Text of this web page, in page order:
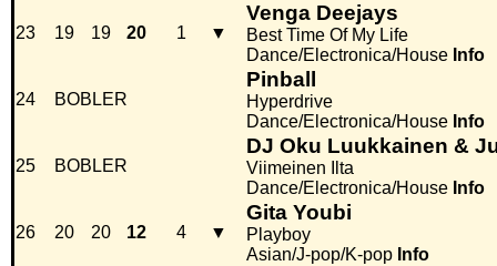
23 19 19 20 1 ▼
Venga Deejays
Best Time Of My Life
Dance/Electronica/House Info
24 BOBLER
Pinball
Hyperdrive
Dance/Electronica/House Info
25 BOBLER
DJ Oku Luukkainen &
Viimeinen Ilta
Dance/Electronica/House Info
26 20 20 12 4 ▼
Gita Youbi
Playboy
Asian/J-pop/K-pop Info